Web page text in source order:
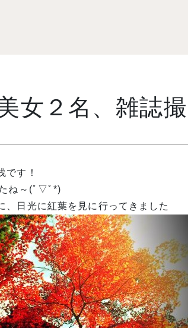
女２名、雑誌
す！
ね～(ﾟ▽ﾟ*)
、日光に紅葉を見に行ってきました